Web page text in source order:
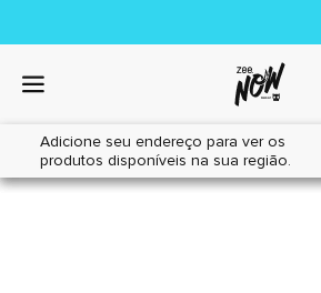
Adicione seu endereço para ver os
produtos disponíveis na sua região.
Home|Cães|Acessórios